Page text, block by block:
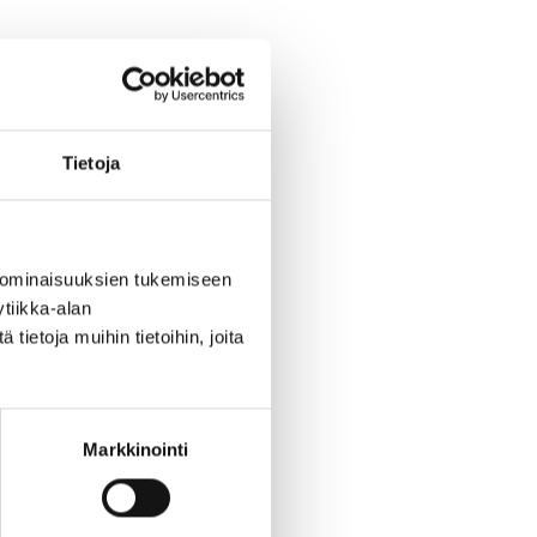
Tietoja
tukemiseen
alan
tietoja muihin tietoihin, joita
Markkinointi